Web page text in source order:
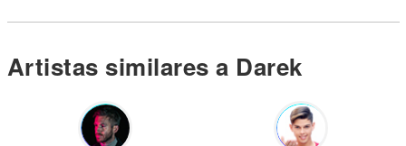
Artistas similares a Darek